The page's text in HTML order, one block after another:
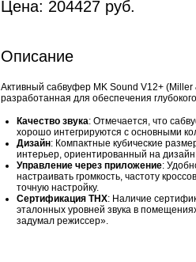
Цена: 204427 руб.
Описание
Активный сабвуфер MK Sound V12+
разработанная для обеспечения
Качество звука: Отмечается, что
хорошо интегрируются с основными
Дизайн: Компактные кубические
интерьер, ориентированный на
Управление через приложение:
настраивать громкость, частоту
точную настройку.
Сертификация THX: Наличие
эталонных уровней звука в
задумал режиссер».